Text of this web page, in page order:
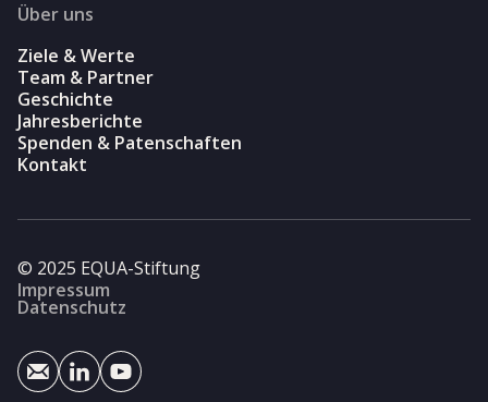
Über uns
Ziele & Werte
Team & Partner
Geschichte
Jahresberichte
Spenden & Patenschaften
Kontakt
© 2025 EQUA-Stiftung
Impressum
Datenschutz